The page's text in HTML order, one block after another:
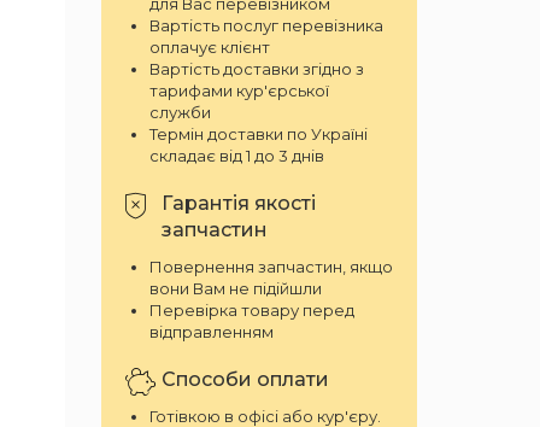
Вартість послуг перевізника
оплачує клієнт
Вартість доставки згідно з
тарифами кур'єрської
служби
Термін доставки по Україні
складає від 1 до 3 днів
Гарантія якості
запчастин
Повернення запчастин, якщо
вони Вам не підійшли
Перевірка товару перед
відправленням
Способи оплати
Готівкою в офісі або кур'єру.